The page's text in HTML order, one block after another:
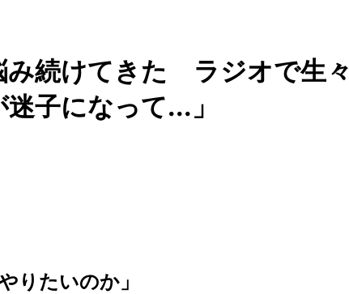
み続けてきた ラジオで生々
子になって...」
りたいのか」